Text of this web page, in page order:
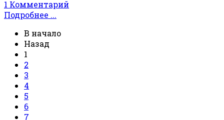
1 Комментарий
Подробнее ...
В начало
Назад
1
2
3
4
5
6
7